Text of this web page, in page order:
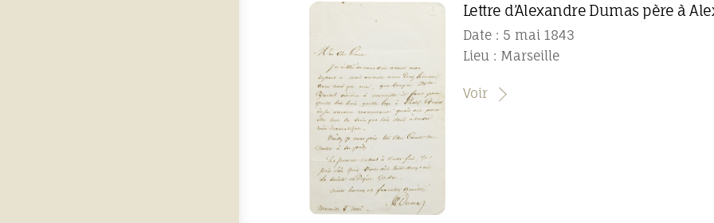
Lettre d’Alexandre Dumas père à
Date : 5 mai 1843
Lieu : Marseille
Voir